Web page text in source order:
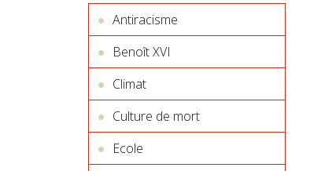
Antiracisme
Benoît XVI
Climat
Culture de mort
Ecole